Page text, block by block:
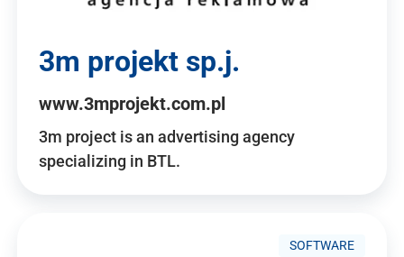
3m projekt sp.j.
www.3mprojekt.com.pl
3m project is an advertising agency
specializing in BTL.
SOFTWARE